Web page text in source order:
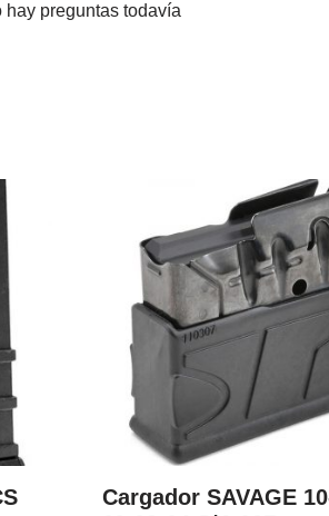
hay preguntas todavía
Cargador SAVAGE